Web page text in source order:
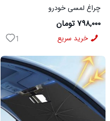
چراغ لمسی خودرو
۷۹۸,۰۰۰ تومان
خرید سریع 1